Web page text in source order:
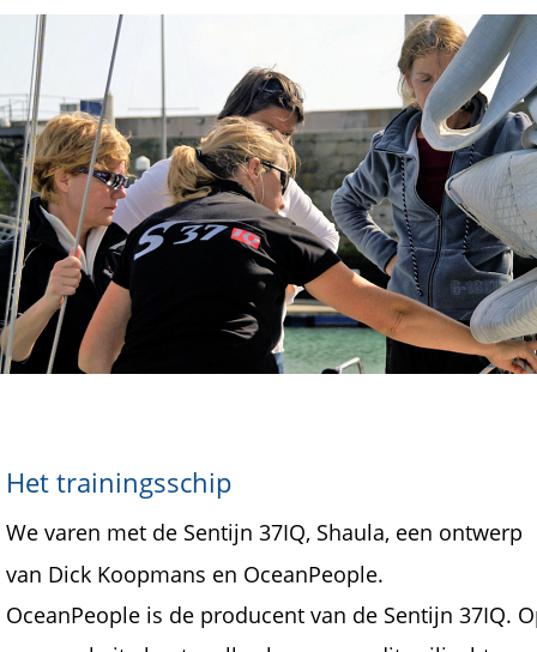
Het trainingsschip
We varen met de Sentijn 37IQ, Shaula, een ontwerp
van Dick Koopmans en OceanPeople.
OceanPeople is de producent van de Sentijn 37IQ.